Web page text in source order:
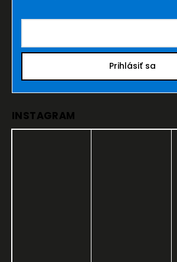
Prihlásiť sa
INSTAGRAM